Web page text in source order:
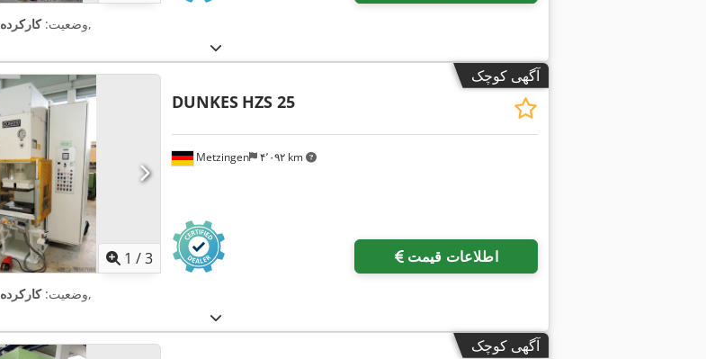
وضعیت:کارکرده ,
آگهی کوچک
1 /3
Metzingen ۴٬۰۹۲ km
DUNKES HZS 25
اطلاعات قیمت
وضعیت:کارکرده ,
آگهی کوچک